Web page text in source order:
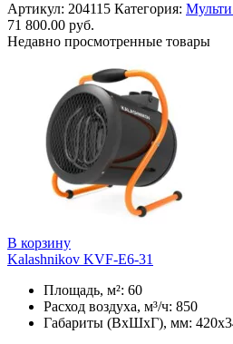
Артикул: 204115 Категория:
71 800.00 руб.
Недавно просмотренные товары
В корзину
Kalashnikov KVF-E6-31
Площадь, м²: 60
Расход воздуха, м³/ч: 850
Габариты (ВхШхГ), мм: